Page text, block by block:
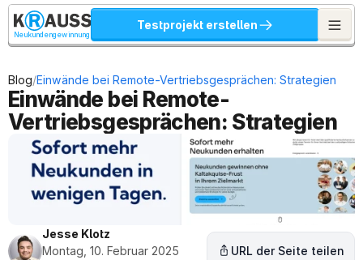
Neukundengewinnung
Testprojekt erstellen
Blog/Einwände bei Remote-Vertriebsgesprächen: Strategien
Einwände bei Remote-
Vertriebsgesprächen: Strategien
Jesse Klotz
Montag, 10. Februar 2025
URL der Seite teilen